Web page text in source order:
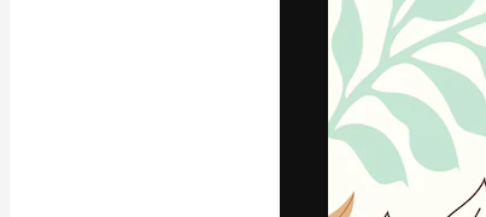
Ícones
Modelos 3D
Fontes
A
seu